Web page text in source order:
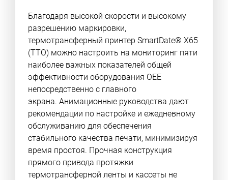
Благодаря высокой скорости и высокому
разрешению маркировки,
термотрансферный принтер SmartDate® X65
(TTO) можно настроить на мониторинг пяти
наиболее важных показателей общей
эффективности оборудования OEE
непосредственно с главного
экрана. Анимационные руководства дают
рекомендации по настройке и ежедневному
обслуживанию для обеспечения
стабильного качества печати, минимизируя
время простоя. Прочная конструкция
прямого привода протяжки
термотрансферной ленты и кассеты не